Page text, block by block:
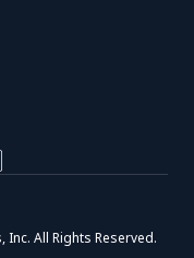
All Rights Reserved.